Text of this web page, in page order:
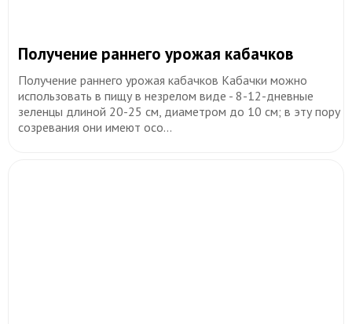
​Получение раннего урожая кабачков
Получение раннего урожая кабачков Кабачки можно
использовать в пищу в незрелом виде - 8-12-дневные
зеленцы длиной 20-25 см, диаметром до 10 см; в эту пору
созревания они имеют осо...